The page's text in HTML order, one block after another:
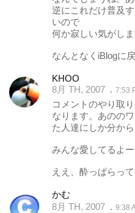
逆にこれだけ普及
いので
何か寂しい気がしま
なんとなくiBlogに
KHOO
8月 TH, 2007
7:53
コメントのやり取
なります。あのの
た人達にしか分か
みんな愛してるよ
ええ、酔っぱらって
かむ
8月 TH, 2007
9:38